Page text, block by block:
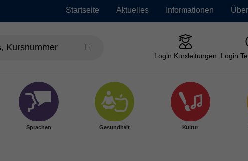
Startseite Aktuelles Informationen
Login Kursleitungen Login
Sprachen Gesundheit Kultur